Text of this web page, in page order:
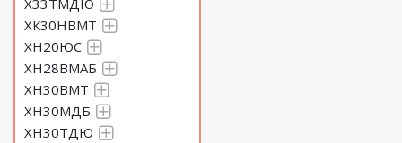
Х33ТМДЮ
ХК30НВМТ
ХН20ЮС
ХН28ВМАБ
ХН30ВМТ
ХН30МДБ
ХН30ТДЮ